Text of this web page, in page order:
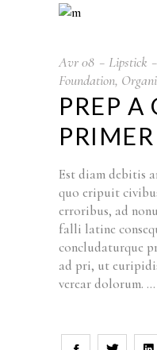
Avr08 Lipstick
Foundation,
PREP A
PRIMER
Est diam debitis
quo eripuit
erroribus, ad
falli latine
concludaturque
ad pri, ut
verear dolorum.